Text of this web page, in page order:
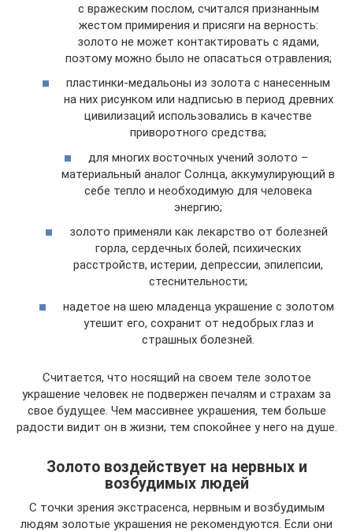
с вражеским послом, считался признанным
жестом примирения и присяги на верность:
золото не может контактировать с ядами,
поэтому можно было не опасаться отравления;
пластинки-медальоны из золота с нанесенным
на них рисунком или надписью в период древних
цивилизаций использовались в качестве
приворотного средства;
для многих восточных учений золото –
материальный аналог Солнца, аккумулирующий в
себе тепло и необходимую для человека
энергию;
золото применяли как лекарство от болезней
горла, сердечных болей, психических
расстройств, истерии, депрессии, эпилепсии,
стеснительности;
надетое на шею младенца украшение с золотом
утешит его, сохранит от недобрых глаз и
страшных болезней.
Считается, что носящий на своем теле золотое
украшение человек не подвержен печалям и страхам за
свое будущее. Чем массивнее украшения, тем больше
радости видит он в жизни, тем спокойнее у него на душе.
Золото воздействует на нервных и
возбудимых людей
С точки зрения экстрасенса, нервным и возбудимым
людям золотые украшения не рекомендуются. Если они